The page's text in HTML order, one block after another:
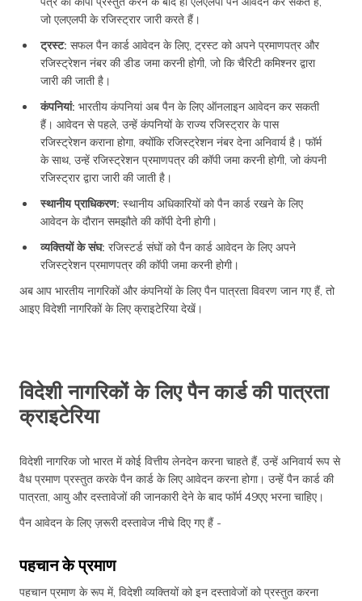
जो एलएलपी के रजिस्ट्रार जारी करते हैं।
ट्रस्ट: सफल पैन कार्ड आवेदन के लिए, ट्रस्ट को अपने प्रमाणपत्र और
रजिस्ट्रेशन नंबर की डीड जमा करनी होगी, जो कि चैरिटी कमिश्नर द्वारा
जारी की जाती है।
कंपनियां: भारतीय कंपनियां अब पैन के लिए ऑनलाइन आवेदन कर सकती
हैं। आवेदन से पहले, उन्हें कंपनियों के राज्य रजिस्ट्रार के पास
रजिस्ट्रेशन कराना होगा, क्योंकि रजिस्ट्रेशन नंबर देना अनिवार्य है। फॉर्म
के साथ, उन्हें रजिस्ट्रेशन प्रमाणपत्र की कॉपी जमा करनी होगी, जो कंपनी
रजिस्ट्रार द्वारा जारी की जाती है।
स्थानीय प्राधिकरण: स्थानीय अधिकारियों को पैन कार्ड रखने के लिए
आवेदन के दौरान समझौते की कॉपी देनी होगी।
व्यक्तियों के संघ: रजिस्टर्ड संघों को पैन कार्ड आवेदन के लिए अपने
रजिस्ट्रेशन प्रमाणपत्र की कॉपी जमा करनी होगी।
अब आप भारतीय नागरिकों और कंपनियों के लिए पैन पात्रता विवरण जान गए हैं, तो
आइए विदेशी नागरिकों के लिए क्राइटेरिया देखें।
विदेशी नागरिकों के लिए पैन कार्ड की पात्रता
क्राइटेरिया
विदेशी नागरिक जो भारत में कोई वित्तीय लेनदेन करना चाहते हैं, उन्हें अनिवार्य रूप से
वैध प्रमाण प्रस्तुत करके पैन कार्ड के लिए आवेदन करना होगा। उन्हें पैन कार्ड की
पात्रता, आयु और दस्तावेजों की जानकारी देने के बाद फॉर्म 49एए भरना चाहिए।
पैन आवेदन के लिए ज़रूरी दस्तावेज नीचे दिए गए हैं -
पहचान के प्रमाण
पहचान प्रमाण के रूप में, विदेशी व्यक्तियों को इन दस्तावेजों को प्रस्तुत करना